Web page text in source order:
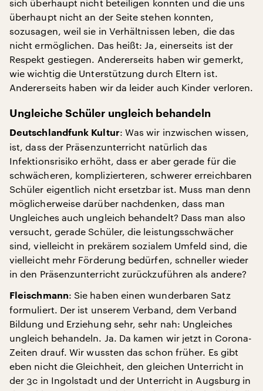
sich überhaupt nicht beteiligen konnten und die uns
überhaupt nicht an der Seite stehen konnten,
sozusagen, weil sie in Verhältnissen leben, die das
nicht ermöglichen. Das heißt: Ja, einerseits ist der
Respekt gestiegen. Andererseits haben wir gemerkt,
wie wichtig die Unterstützung durch Eltern ist.
Andererseits haben wir da leider auch Kinder verloren.
Ungleiche Schüler ungleich behandeln
Deutschlandfunk Kultur: Was wir inzwischen wissen,
ist, dass der Präsenzunterricht natürlich das
Infektionsrisiko erhöht, dass er aber gerade für die
schwächeren, komplizierteren, schwerer erreichbaren
Schüler eigentlich nicht ersetzbar ist. Muss man denn
möglicherweise darüber nachdenken, dass man
Ungleiches auch ungleich behandelt? Dass man also
versucht, gerade Schüler, die leistungsschwächer
sind, vielleicht in prekärem sozialem Umfeld sind, die
vielleicht mehr Förderung bedürfen, schneller wieder
in den Präsenzunterricht zurückzuführen als andere?
Fleischmann: Sie haben einen wunderbaren Satz
formuliert. Der ist unserem Verband, dem Verband
Bildung und Erziehung sehr, sehr nah: Ungleiches
ungleich behandeln. Ja. Da kamen wir jetzt in Corona-
Zeiten drauf. Wir wussten das schon früher. Es gibt
eben nicht die Gleichheit, den gleichen Unterricht in
der 3c in Ingolstadt und der Unterricht in Augsburg in